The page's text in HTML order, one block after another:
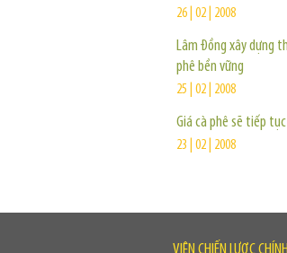
26 | 02 | 2008
Lâm Đồng xây dựng
phê bền vững
25 | 02 | 2008
Giá cà phê sẽ tiếp
23 | 02 | 2008